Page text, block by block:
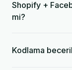
Shopify +
mi?
Kodlama